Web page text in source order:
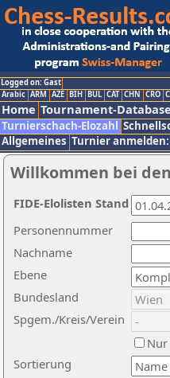
Logged on: Gast
Arabic ARM AZE BIH BUL CAT CHN CRO
Home Tournament-Database
Turnierschach-Elozahl
Allgemeines Turnier anmelden:
Willkommen bei
Nachname
Ebene
Sortierung
Personennummer
Bundesland
Spgem./Kreis/Verein
Nur
FIDE-Elolisten Stand